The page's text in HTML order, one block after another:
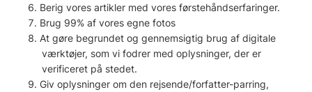
Berig vores artikler med vores førstehåndserfaringer.
Brug 99% af vores egne fotos
At gøre begrundet og gennemsigtig brug af digitale
værktøjer, som vi fodrer med oplysninger, der er
verificeret på stedet.
Giv oplysninger om den rejsende/forfatter-parring,